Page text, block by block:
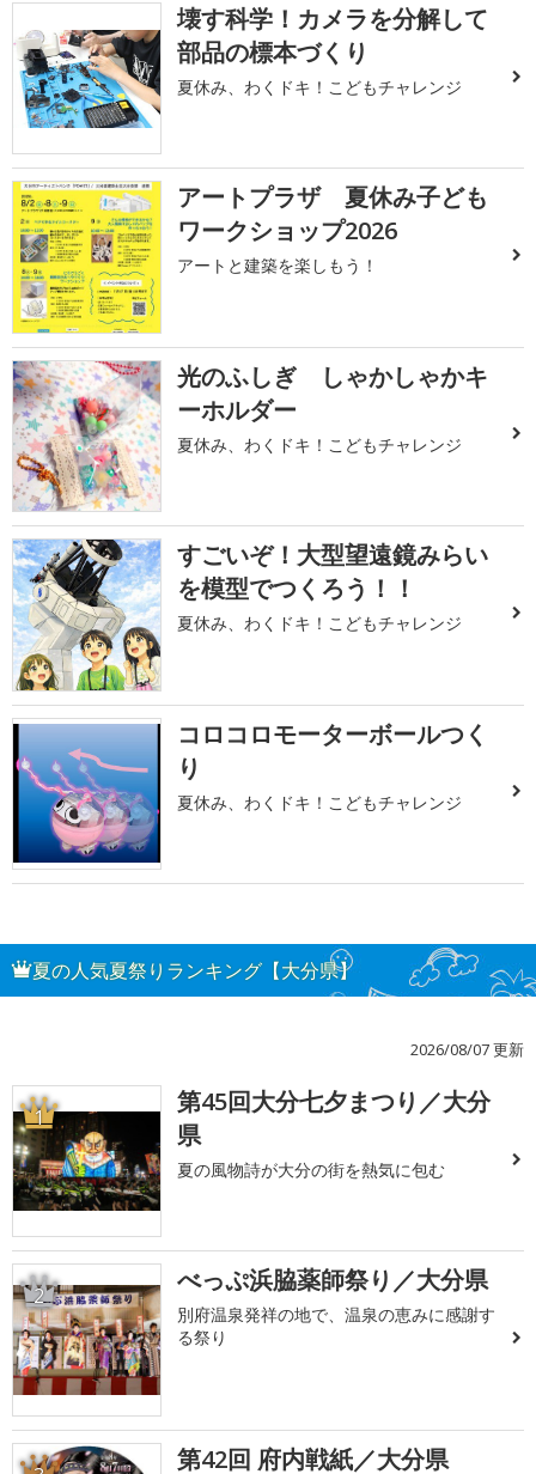
壊す科学！カメラを分解して
部品の標本づくり
夏休み、わくドキ！こどもチャレンジ
アートプラザ 夏休み子ども
ワークショップ2026
アートと建築を楽しもう！
光のふしぎ しゃかしゃかキ
ーホルダー
夏休み、わくドキ！こどもチャレンジ
すごいぞ！大型望遠鏡みらい
を模型でつくろう！！
夏休み、わくドキ！こどもチャレンジ
コロコロモーターボールつく
り
夏休み、わくドキ！こどもチャレンジ
夏の人気夏祭りランキング【大分県】
2026/08/07 更新
1
第45回大分七夕まつり／大分
県
夏の風物詩が大分の街を熱気に包む
2 べっぷ浜脇薬師祭り／大分県
別府温泉発祥の地で、温泉の恵みに感謝す
る祭り
第42回 府内戦紙／大分県